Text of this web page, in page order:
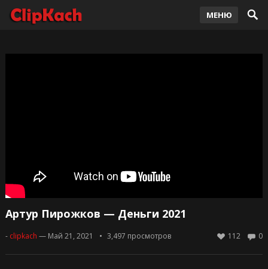
МЕНЮ
Артур Пирожков — Деньги 2021
- clipkach — Май 21, 2021 3,497 просмотров 0
112